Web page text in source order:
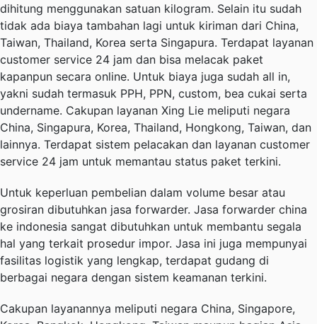
dihitung menggunakan satuan kilogram. Selain itu sudah
tidak ada biaya tambahan lagi untuk kiriman dari China,
Taiwan, Thailand, Korea serta Singapura. Terdapat layanan
customer service 24 jam dan bisa melacak paket
kapanpun secara online. Untuk biaya juga sudah all in,
yakni sudah termasuk PPH, PPN, custom, bea cukai serta
undername. Cakupan layanan Xing Lie meliputi negara
China, Singapura, Korea, Thailand, Hongkong, Taiwan, dan
lainnya. Terdapat sistem pelacakan dan layanan customer
service 24 jam untuk memantau status paket terkini.
Untuk keperluan pembelian dalam volume besar atau
grosiran dibutuhkan jasa forwarder. Jasa forwarder china
ke indonesia sangat dibutuhkan untuk membantu segala
hal yang terkait prosedur impor. Jasa ini juga mempunyai
fasilitas logistik yang lengkap, terdapat gudang di
berbagai negara dengan sistem keamanan terkini.
Cakupan layanannya meliputi negara China, Singapore,